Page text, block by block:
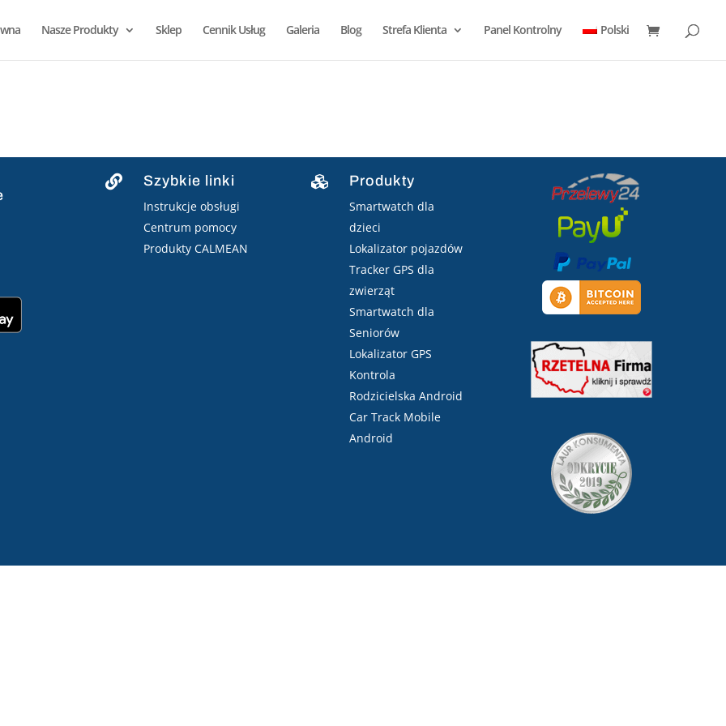
Nasze Produkty Sklep Cennik Usług Galeria Blog Strefa Klienta Panel Kontrolny Polski
 Szybkie linki
Instrukcje obsługi
Centrum pomocy
Produkty CALMEAN
 Produkty
Smartwatch dla
dzieci
Lokalizator pojazdów
Tracker GPS dla
zwierząt
Smartwatch dla
Seniorów
Lokalizator GPS
Kontrola
Rodzicielska Android
Car Track Mobile
Android